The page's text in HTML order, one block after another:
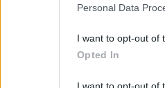
Personal Data
I want to opt-out of
Opted In